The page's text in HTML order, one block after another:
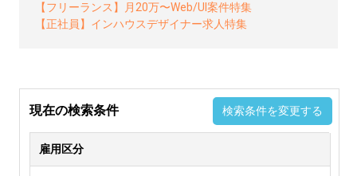
【フリーランス】月20万〜Web/UI案件特集
【正社員】インハウスデザイナー求人特集
現在の検索条件 検索条件を変更する
雇用区分